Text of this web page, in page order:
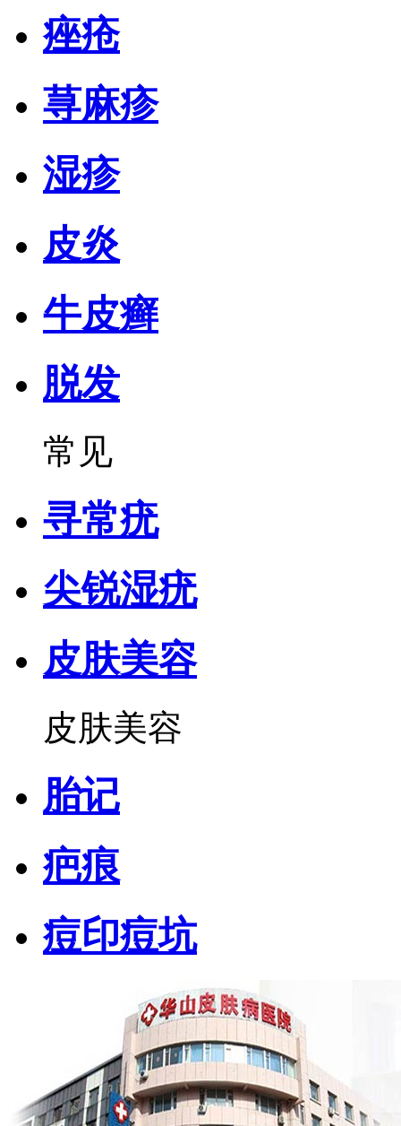
痤疮
荨麻疹
湿疹
皮炎
牛皮癣
脱发
常见
寻常疣
尖锐湿疣
皮肤美容
皮肤美容
胎记
疤痕
痘印痘坑